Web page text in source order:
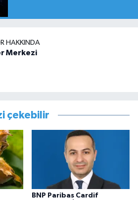
HAKKINDA
Merkezi
çekebilir
BNP Paribas Cardif